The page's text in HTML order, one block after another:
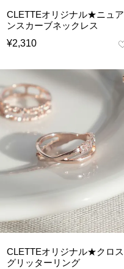
CLETTEオリジナル★ニュア
ンスカーブネックレス
¥2,310
CLETTEオリジナル★クロス
グリッターリング